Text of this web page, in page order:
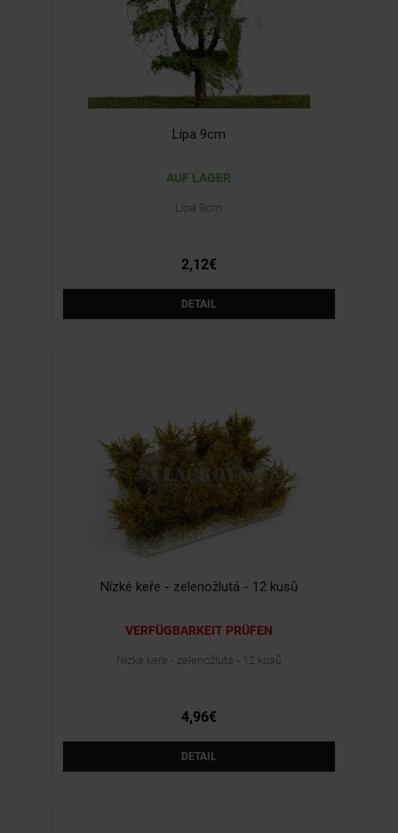
Lípa 9cm
AUF LAGER
Lípa 9cm
2,12€
DETAIL
Nízké keře - zelenožlutá - 12 kusů
VERFÜGBARKEIT PRÜFEN
Nízké keře - zelenožlutá - 12 kusů
4,96€
DETAIL